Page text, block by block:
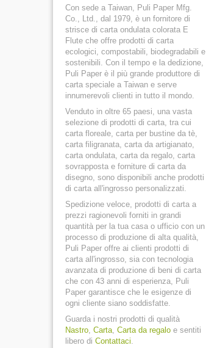
Con sede a Taiwan, Puli Paper Mfg.
Co., Ltd., dal 1979, è un fornitore di
strisce di carta ondulata colorata E
Flute che offre prodotti di carta
ecologici, compostabili, biodegradabili e
sostenibili. Con il tempo e la dedizione,
Puli Paper è il più grande produttore di
carta speciale a Taiwan e serve
innumerevoli clienti in tutto il mondo.
Venduto in oltre 65 paesi, una vasta
selezione di prodotti di carta, tra cui
carta floreale, carta per bustine da tè,
carta filigranata, carta da artigianato,
carta ondulata, carta da regalo, carta
sovrapposta e forniture di carta da
disegno, sono disponibili anche prodotti
di carta all'ingrosso personalizzati.
Spedizione veloce, prodotti di carta a
prezzi ragionevoli forniti in grandi
quantità per la tua casa o ufficio con un
processo di produzione di alta qualità,
Puli Paper offre ai clienti prodotti di
carta all'ingrosso, sia con tecnologia
avanzata di produzione di beni di carta
che con 43 anni di esperienza, Puli
Paper garantisce che le esigenze di
ogni cliente siano soddisfatte.
Guarda i nostri prodotti di qualità
Nastro, Carta, Carta da regalo e sentiti
libero di Contattaci.